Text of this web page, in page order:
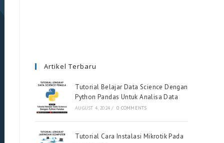
Artikel Terbaru
Tutorial Belajar Data Science Dengan
Python Pandas Untuk Analisa Data
AUGUST 4, 2024 / 0 COMMENTS
Tutorial Cara Instalasi Mikrotik Pada